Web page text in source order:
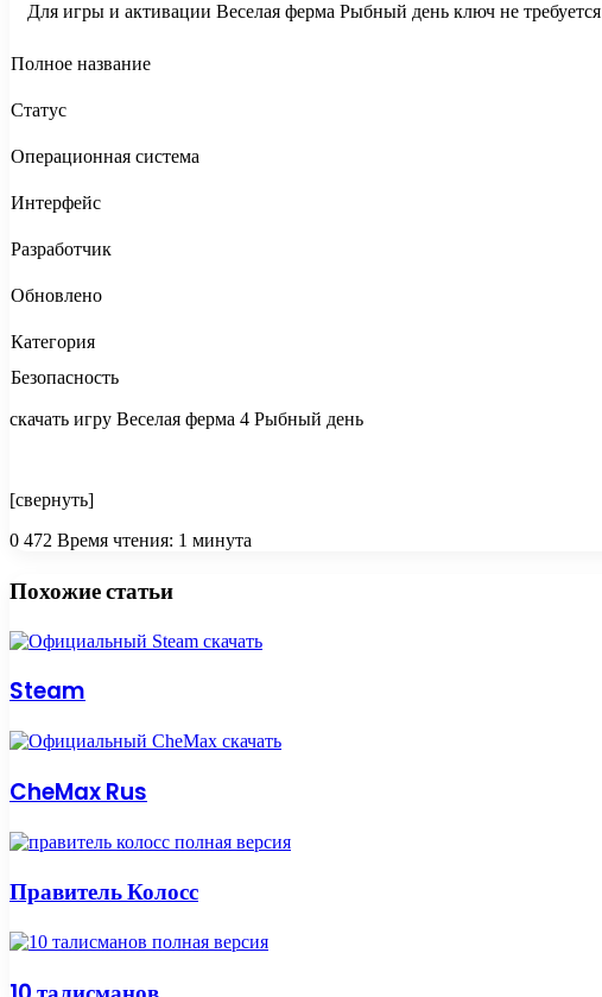
Для игры и активации Веселая ферма Рыбный день ключ не требуется
Полное название
Статус
Операционная система
Интерфейс
Разработчик
Обновлено
Категория
Безопасность
скачать игру Веселая ферма 4 Рыбный день
[свернуть]
0 472 Время чтения: 1 минута
через
электронную
Похожие статьи
Steam
CheMax Rus
Правитель Колосс